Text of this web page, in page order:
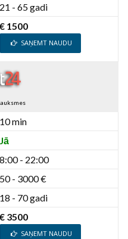
21 - 65 gadi
€ 1500
SAŅEMT NAUDU
10 min
Jā
8:00 - 22:00
50 - 3000 €
18 - 70 gadi
€ 3500
SAŅEMT NAUDU